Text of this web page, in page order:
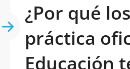
¿Por qué
práctica
Educación